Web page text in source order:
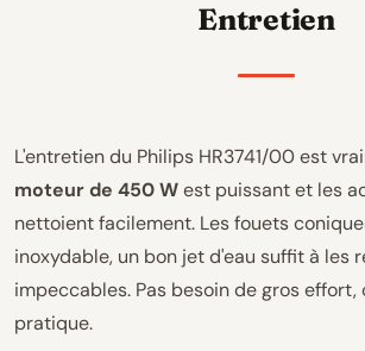
Entretien
L'entretien du Philips HR3741/00 est
moteur de 450 West puissant et les
nettoient facilement. Les fouets
inoxydable, un bon jet d'eau suffit à les
impeccables. Pas besoin de gros
pratique.